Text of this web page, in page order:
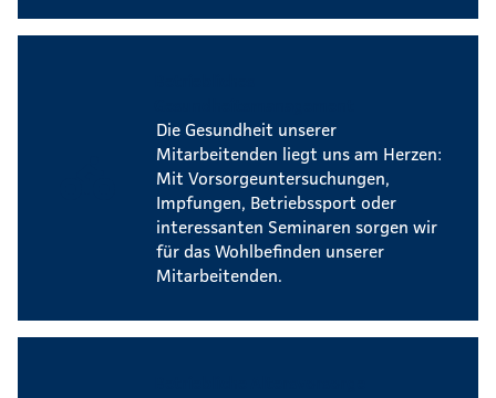
Die Gesundheit unserer
Mitarbeitenden liegt uns am Herzen:
Mit Vorsorgeuntersuchungen,
Impfungen, Betriebssport oder
interessanten Seminaren sorgen wir
für das Wohlbefinden unserer
Mitarbeitenden.